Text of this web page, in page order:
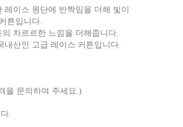
이스 원단에 반짝임을 더해 빛이
튼입니다.
차르르한 느낌을 더해줍니다.
내산인 고급 레이스 커튼입니다.
을 문의하여 주세요.)
.